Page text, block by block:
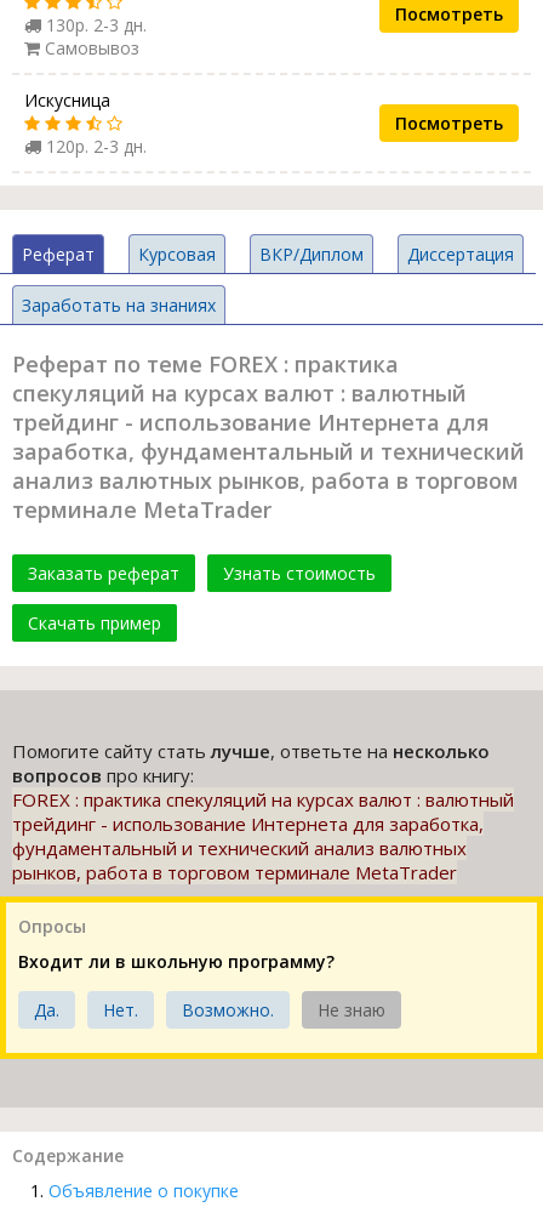
130р. 2-3 дн.
Самовывоз
Посмотреть
Искусница
120р. 2-3 дн.
Посмотреть
Реферат Курсовая ВКР/Диплом Диссертация
Заработать на знаниях
Реферат по теме FOREX : практика
спекуляций на курсах валют : валютный
трейдинг - использование Интернета для
заработка, фундаментальный и технический
анализ валютных рынков, работа в торговом
терминале MetaTrader
Заказать реферат Узнать стоимость
Скачать пример
Помогите сайту статьлучше, ответьте на несколько
вопросов про книгу:
FOREX : практика спекуляций на курсах валют : валютный
трейдинг - использование Интернета для заработка,
фундаментальный и технический анализ валютных
рынков, работа в торговом терминале MetaTrader
Опросы
Входит ли в школьную программу?
Да. Нет. Возможно. Не знаю
Содержание
Объявление о покупке